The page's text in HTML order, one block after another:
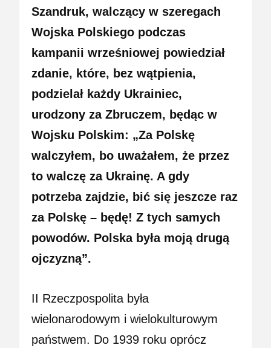
Szandruk, walczący w szeregach
Wojska Polskiego podczas
kampanii wrześniowej powiedział
zdanie, które, bez wątpienia,
podzielał każdy Ukrainiec,
urodzony za Zbruczem, będąc w
Wojsku Polskim: „Za Polskę
walczyłem, bo uważałem, że przez
to walczę za Ukrainę. A gdy
potrzeba zajdzie, bić się jeszcze raz
za Polskę – będę! Z tych samych
powodów. Polska była moją drugą
ojczyzną”.
II Rzeczpospolita była
wielonarodowym i wielokulturowym
państwem. Do 1939 roku oprócz